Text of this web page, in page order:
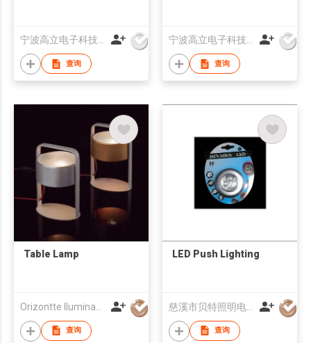
宁波高立电子科技有限公司
查询
宁波高立电子科技有限公司
查询
Table Lamp
查询
LED Push Lighting
慈溪市贝特照明电器有限公司
查询